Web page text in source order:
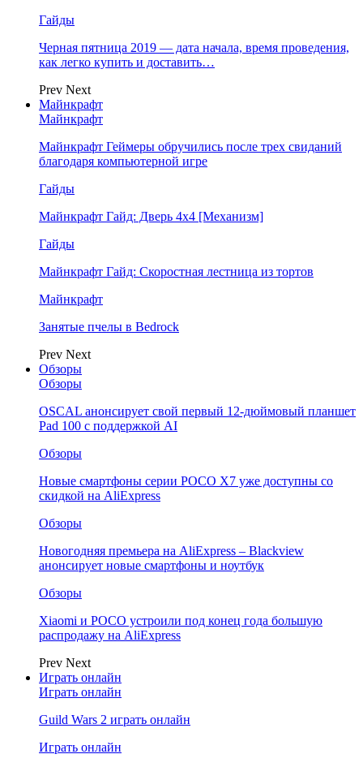
Гайды
Черная пятница 2019 — дата начала, время проведения,
как легко купить и доставить…
Prev Next
Майнкрафт
Майнкрафт
Майнкрафт Геймеры обручились после трех свиданий
благодаря компьютерной игре
Гайды
Майнкрафт Гайд: Дверь 4х4 [Механизм]
Гайды
Майнкрафт Гайд: Скоростная лестница из тортов
Майнкрафт
Занятые пчелы в Bedrock
Prev Next
Обзоры
Обзоры
OSCAL анонсирует свой первый 12-дюймовый планшет
Pad 100 с поддержкой AI
Обзоры
Новые смартфоны серии POCO X7 уже доступны со
скидкой на AliExpress
Обзоры
Новогодняя премьера на AliExpress – Blackview
анонсирует новые смартфоны и ноутбук
Обзоры
Xiaomi и POCO устроили под конец года большую
распродажу на AliExpress
Prev Next
Играть онлайн
Играть онлайн
Guild Wars 2 играть онлайн
Играть онлайн